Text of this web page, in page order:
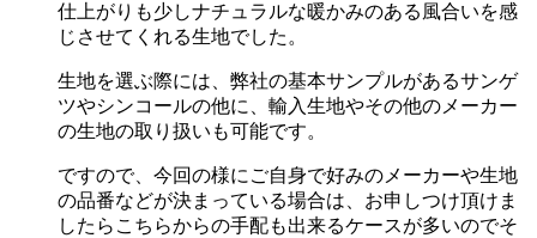
仕上がりも少しナチュラルな暖かみのある風合いを感
じさせてくれる生地でした。
生地を選ぶ際には、弊社の基本サンプルがあるサンゲ
ツやシンコールの他に、輸入生地やその他のメーカー
の生地の取り扱いも可能です。
ですので、今回の様にご自身で好みのメーカーや生地
の品番などが決まっている場合は、お申しつけ頂けま
したらこちらからの手配も出来るケースが多いのでそ